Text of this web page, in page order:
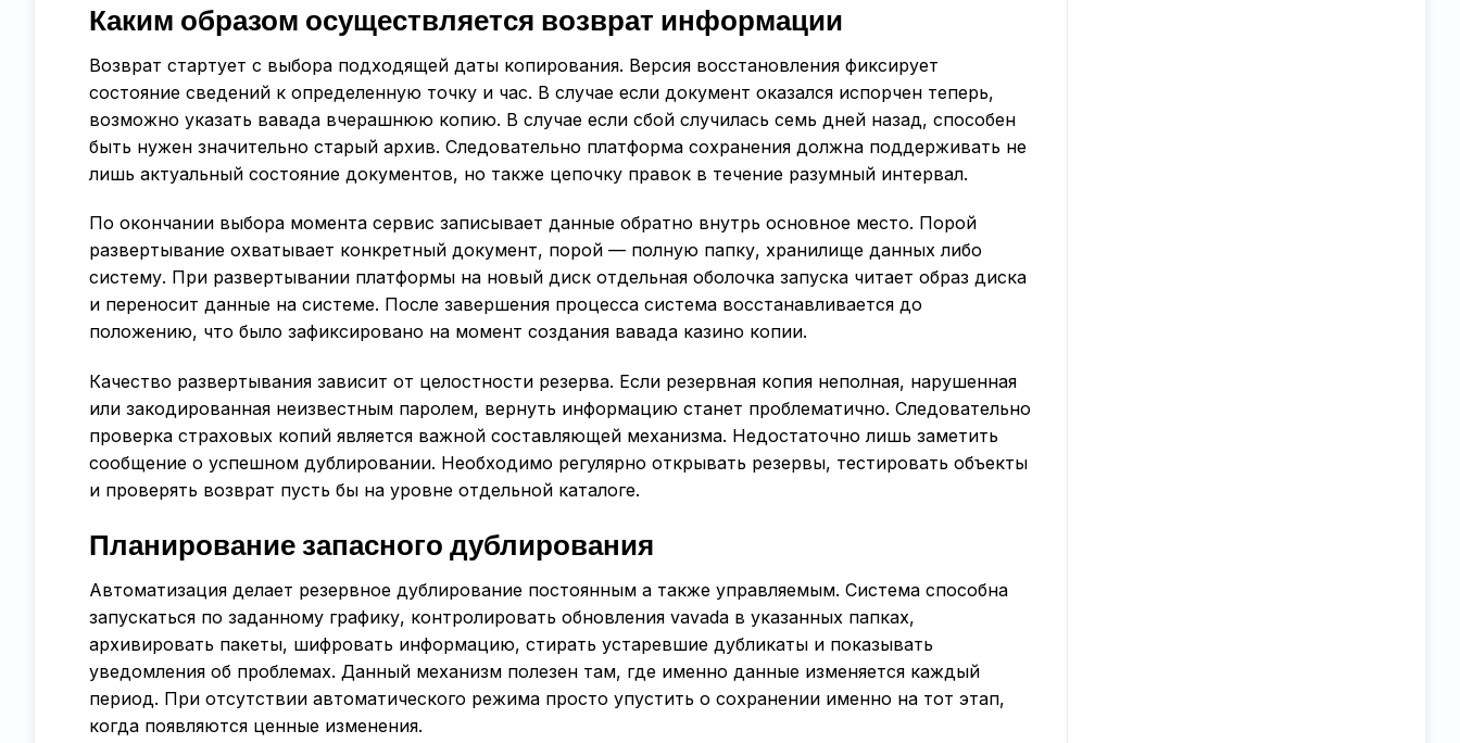
Каким образом осуществляется возврат информации
Возврат стартует с выбора подходящей даты копирования. Версия восстановления фиксирует
состояние сведений к определенную точку и час. В случае если документ оказался испорчен теперь,
возможно указать вавада вчерашнюю копию. В случае если сбой случилась семь дней назад, способен
быть нужен значительно старый архив. Следовательно платформа сохранения должна поддерживать не
лишь актуальный состояние документов, но также цепочку правок в течение разумный интервал.
По окончании выбора момента сервис записывает данные обратно внутрь основное место. Порой
развертывание охватывает конкретный документ, порой — полную папку, хранилище данных либо
систему. При развертывании платформы на новый диск отдельная оболочка запуска читает образ диска
и переносит данные на системе. После завершения процесса система восстанавливается до
положению, что было зафиксировано на момент создания вавада казино копии.
Качество развертывания зависит от целостности резерва. Если резервная копия неполная, нарушенная
или закодированная неизвестным паролем, вернуть информацию станет проблематично. Следовательно
проверка страховых копий является важной составляющей механизма. Недостаточно лишь заметить
сообщение о успешном дублировании. Необходимо регулярно открывать резервы, тестировать объекты
и проверять возврат пусть бы на уровне отдельной каталоге.
Планирование запасного дублирования
Автоматизация делает резервное дублирование постоянным а также управляемым. Система способна
запускаться по заданному графику, контролировать обновления vavada в указанных папках,
архивировать пакеты, шифровать информацию, стирать устаревшие дубликаты и показывать
уведомления об проблемах. Данный механизм полезен там, где именно данные изменяется каждый
период. При отсутствии автоматического режима просто упустить о сохранении именно на тот этап,
когда появляются ценные изменения.